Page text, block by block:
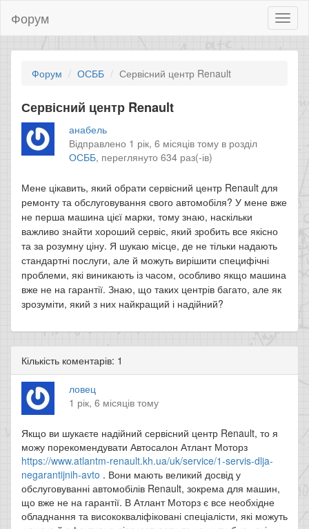
Форум
Форум ОСББ Сервісний центр Renault
Сервісний центр Renault
анабель
Відправлено 1 рік, 6 місяців тому в розділ
ОСББ, переглянуто 634 раз(-ів)
Мене цікавить, який обрати сервісний центр Renault для
ремонту та обслуговування свого автомобіля? У мене вже
не перша машина цієї марки, тому знаю, наскільки
важливо знайти хороший сервіс, який зробить все якісно
та за розумну ціну. Я шукаю місце, де не тільки надають
стандартні послуги, але й можуть вирішити специфічні
проблеми, які виникають із часом, особливо якщо машина
вже не на гарантії. Знаю, що таких центрів багато, але як
зрозуміти, який з них найкращий і надійний?
Кількість коментарів: 1
ловец
1 рік, 6 місяців тому
Якщо ви шукаєте надійний сервісний центр Renault, то я
можу порекомендувати Автосалон Атлант Моторз
https://www.atlantm-renault.kh.ua/uk/service/1-servis-dlja-
negarantijnih-avto . Вони мають великий досвід у
обслуговуванні автомобілів Renault, зокрема для машин,
що вже не на гарантії. В Атлант Моторз є все необхідне
обладнання та висококваліфіковані спеціалісти, які можуть